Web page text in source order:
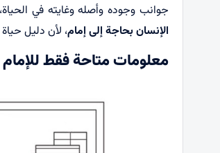
جوانب وجوده وأصله وغايته في
الإنسان بحاجة إلى إمام، لأن دليل
معلومات متاحة فقط للإمام